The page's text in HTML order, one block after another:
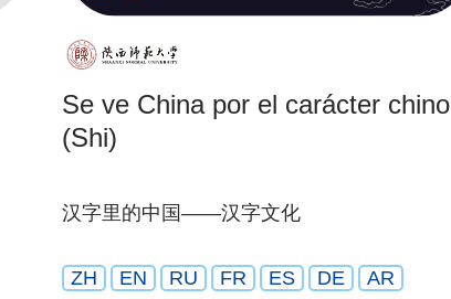
Se ve China por el carácter chino
(Shi)
汉字里的中国——汉字文化
ZH EN RU FR ES DE AR